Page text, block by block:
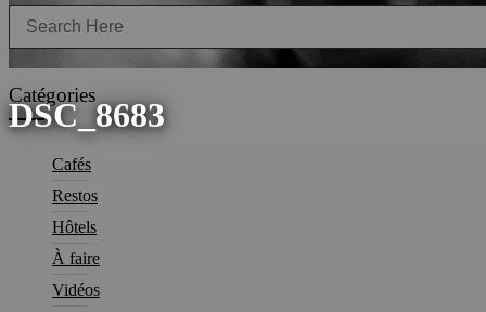
DSC_8683
for:
Catégories
Cafés
Restos
Hôtels
À faire
Vidéos